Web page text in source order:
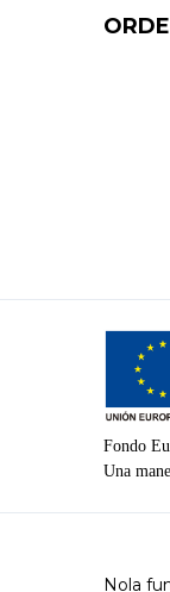
Fondo
Una
Nola